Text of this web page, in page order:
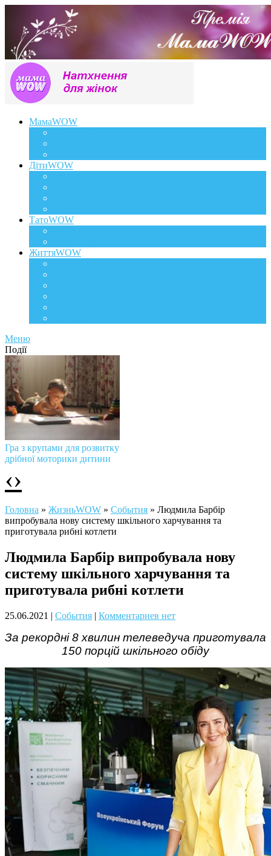
МамаWOW
ДітиWOW
ТатоWOW
ЖиттяWOW
Меню
Події
Гра з крупами для розвитку
дрібної моторики дитини
Чому дітям корисно читати
Материнське вигорання: як
собі допомогти
Як підготувати дитину до
навчального року? Поради
лікаря батькам
‹›
Головна » ЖизньWOW » События » Людмила Барбір
випробувала нову систему шкільного харчування та
приготувала рибні котлети
Людмила Барбір випробувала нову
систему шкільного харчування та
приготувала рибні котлети
25.06.2021 | События | Комментариев нет
За рекордні 8 хвилин телеведуча приготувала
150 порцій шкільного обіду